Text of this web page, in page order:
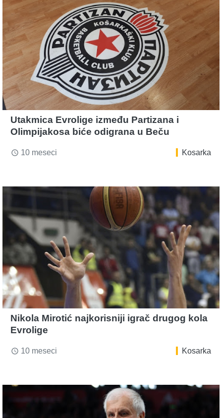
Utakmica Evrolige između Partizana i
Olimpijakosa biće odigrana u Beču
access_time 10 meseci Kosarka
Nikola Mirotić najkorisniji igrač drugog kola
Evrolige
access_time 10 meseci Kosarka